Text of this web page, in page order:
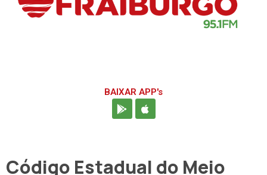
BAIXAR APP's
Código Estadual do Meio